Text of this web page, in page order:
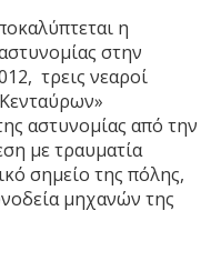
η
στην
τρεις νεαροί
αστυνομίας από την
με τραυματία
σημείο της πόλης,
μηχανών της